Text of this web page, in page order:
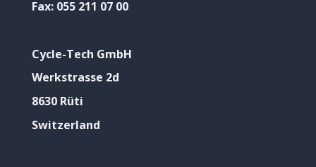
Fax: 055 211 07 00
Cycle-Tech GmbH
Werkstrasse 2d
8630 Rüti
Switzerland